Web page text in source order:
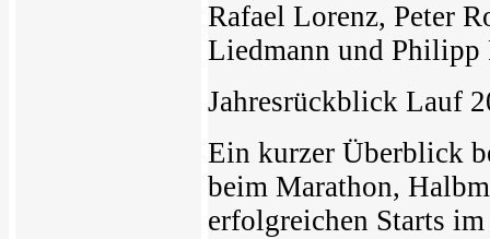
Rafael Lorenz, Peter
Liedmann und Philipp
Jahresrückblick Lauf
Ein kurzer Überblick
beim Marathon,
erfolgreichen Starts